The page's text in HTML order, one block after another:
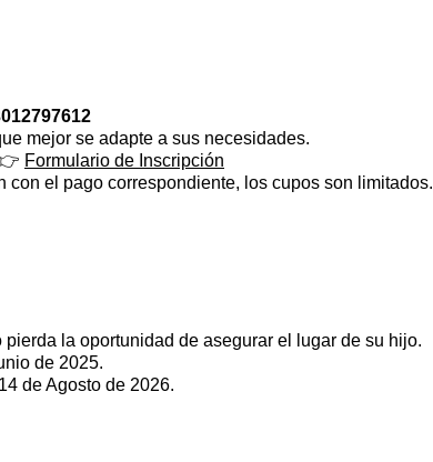
mejor se adapte a sus necesidades.
Formulario de Inscripción
con el pago correspondiente, los cupos son limitados.
pierda la oportunidad de asegurar el lugar de su hijo.
de 2025.
de Agosto de 2026.